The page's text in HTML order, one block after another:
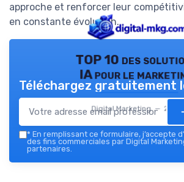
approche et renforcer leur
en constante évolution.
TOP 10 des
IA pour le
Digital Marketing — 2026
Téléchargez gratuitement
* En remplissant ce formulaire, j’accepte
des fins commerciales par Digital
partenaires.